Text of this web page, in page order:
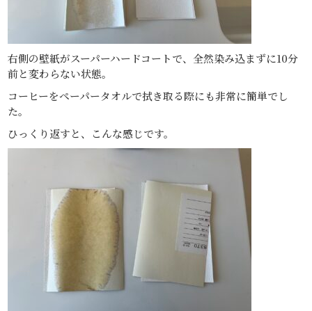
右側の壁紙がスーパーハードコートで、全然染み込まずに10分
前と変わらない状態。
コーヒーをペーパータオルで拭き取る際にも非常に簡単でし
た。
ひっくり返すと、こんな感じです。